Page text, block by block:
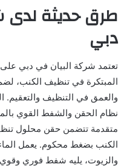
طرق حديثة
دبي
تعتمد شركة البيان في دبي
المبتكرة في تنظيف الكنب،
والعمق في التنظيف والتعقيم.
متقدمة تتضمن حقن محلول
الكنب بضغط محكوم. يعمل
والزيوت، يليه شفط فوري وقوي